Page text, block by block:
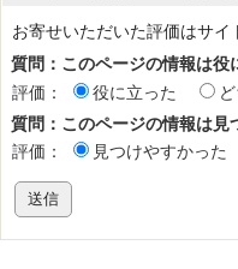
お寄せいただいた評価はサイ
質問：このページの情報は役
評価：
役に立った
質問：このページの情報は見
評価：
見つけやすかった